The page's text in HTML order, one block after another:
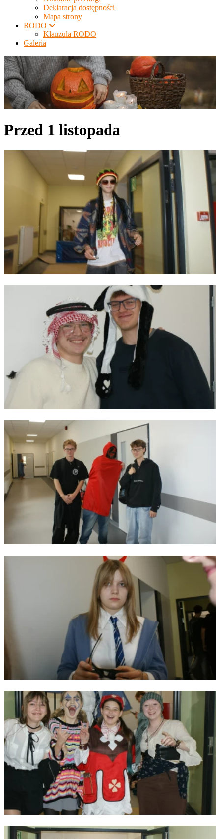
Deklaracja dostępności
Mapa strony
RODO
Klauzula RODO
Galeria
Przed 1 listopada